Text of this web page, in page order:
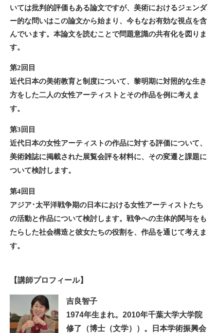
いては批判的評価もある論文ですが、美術におけるジェンダ
ー的な問いはこの論文から始まり、今もなお有効な視点を含
んでいます。本論文を読むことで問題意識の共有化を図りま
す。
第2回目
近代日本の美術教育と制度について、黎明期に対照的な生き
方をした二人の女性アーティストとその作品を例に考えま
す。
第3回目
近代日本の女性アーティストの作品に対する評価について、
美術雑誌に掲載された展覧会評を材料に、その変遷と課題に
ついて検討します。
第4回目
アジア･太平洋戦争期の日本における女性アーティストたち
の活動と作品について検討します。戦争への主体的関与をも
たらした社会構造と彼女たちの役割を、作品を通じて考えま
す。
【講師プロフィール】
吉良智子
1974年生まれ。2010年千葉大学大学院
修了（博士（文学））。日本学術振興会